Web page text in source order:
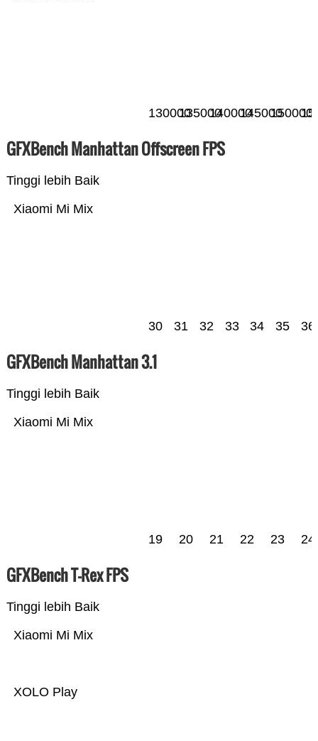
130000135000140000145000150000
GFXBench Manhattan Offscreen FPS
Tinggi lebih Baik
Xiaomi Mi Mix
30 31 32 33 34 35 36
GFXBench Manhattan 3.1
Tinggi lebih Baik
Xiaomi Mi Mix
19 20 21 22 23 24
GFXBench T-Rex FPS
Tinggi lebih Baik
XOLO Play
Xiaomi Mi Mix